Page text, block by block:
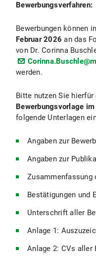
Bewerbungsverfahren:
Bewerbungen können
Februar 2026an das
von Dr. Corinna
werden.
Bitte nutzen Sie hierfür
Bewerbungsvorlage
folgende Unterlagen
Angaben zur
Angaben zur
Zusammenfassung
Bestätigungen und
Unterschrift aller
Anlage 1:
Anlage 2: CVs aller